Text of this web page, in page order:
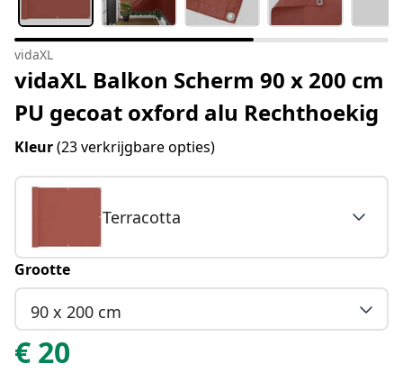
vidaXL
vidaXL Balkon Scherm 90 x 200 cm
PU gecoat oxford alu Rechthoekig
Kleur(23 verkrijgbare opties)
Terracotta
Grootte
90 x 200 cm
€ 20